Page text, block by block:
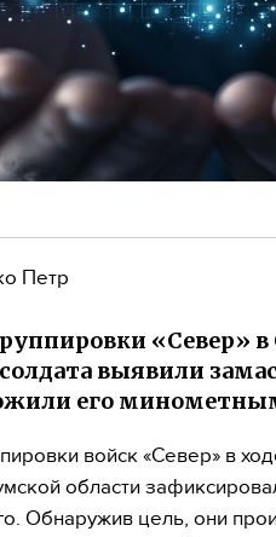
Петр
«Север»
выявили
его
войск «Север» в
области
Обнаружив цель, они